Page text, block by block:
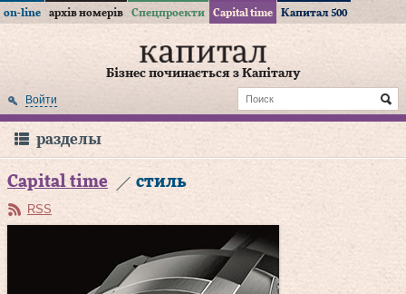
on-line архів номерів Спецпроекти Capital time Капитал 500
Бізнес починається з Капіталу
Войти
разделы
Capital time стиль
RSS